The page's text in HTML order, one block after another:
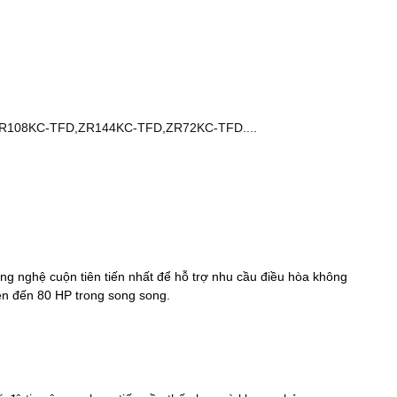
TFD,ZR144KC-TFD,ZR72KC-TFD....
nghệ cuộn tiên tiến nhất để hỗ trợ nhu cầu điều hòa không
đến 80 HP trong song song.